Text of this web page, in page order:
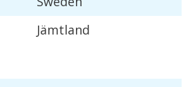
Jämtland